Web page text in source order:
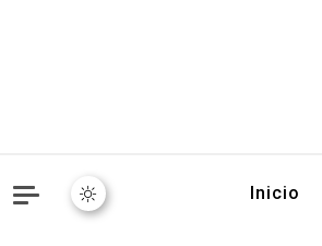
Inicio